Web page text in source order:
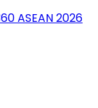
ASEAN 2026